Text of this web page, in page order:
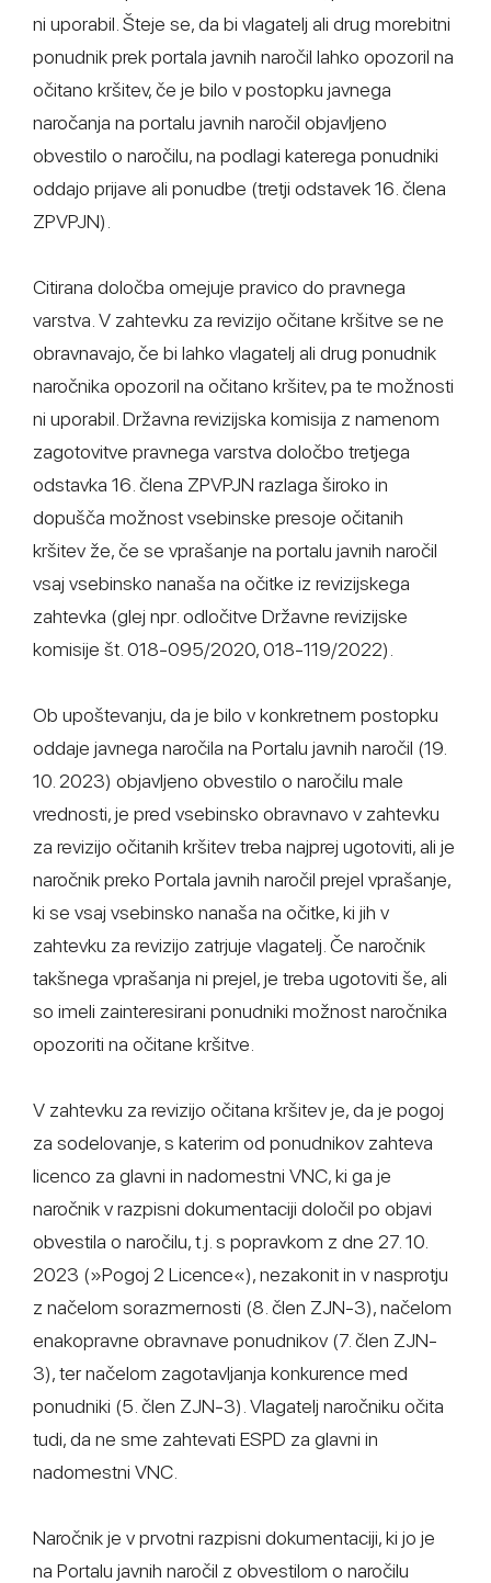
ni uporabil. Šteje se, da bi vlagatelj ali drug morebitni
ponudnik prek portala javnih naročil lahko opozoril na
očitano kršitev, če je bilo v postopku javnega
naročanja na portalu javnih naročil objavljeno
obvestilo o naročilu, na podlagi katerega ponudniki
oddajo prijave ali ponudbe (tretji odstavek 16. člena
ZPVPJN).
Citirana določba omejuje pravico do pravnega
varstva. V zahtevku za revizijo očitane kršitve se ne
obravnavajo, če bi lahko vlagatelj ali drug ponudnik
naročnika opozoril na očitano kršitev, pa te možnosti
ni uporabil. Državna revizijska komisija z namenom
zagotovitve pravnega varstva določbo tretjega
odstavka 16. člena ZPVPJN razlaga široko in
dopušča možnost vsebinske presoje očitanih
kršitev že, če se vprašanje na portalu javnih naročil
vsaj vsebinsko nanaša na očitke iz revizijskega
zahtevka (glej npr. odločitve Državne revizijske
komisije št. 018-095/2020, 018-119/2022).
Ob upoštevanju, da je bilo v konkretnem postopku
oddaje javnega naročila na Portalu javnih naročil (19.
10. 2023) objavljeno obvestilo o naročilu male
vrednosti, je pred vsebinsko obravnavo v zahtevku
za revizijo očitanih kršitev treba najprej ugotoviti, ali je
naročnik preko Portala javnih naročil prejel vprašanje,
ki se vsaj vsebinsko nanaša na očitke, ki jih v
zahtevku za revizijo zatrjuje vlagatelj. Če naročnik
takšnega vprašanja ni prejel, je treba ugotoviti še, ali
so imeli zainteresirani ponudniki možnost naročnika
opozoriti na očitane kršitve.
V zahtevku za revizijo očitana kršitev je, da je pogoj
za sodelovanje, s katerim od ponudnikov zahteva
licenco za glavni in nadomestni VNC, ki ga je
naročnik v razpisni dokumentaciji določil po objavi
obvestila o naročilu, t.j. s popravkom z dne 27. 10.
2023 (»Pogoj 2 Licence«), nezakonit in v nasprotju
z načelom sorazmernosti (8. člen ZJN-3), načelom
enakopravne obravnave ponudnikov (7. člen ZJN-
3), ter načelom zagotavljanja konkurence med
ponudniki (5. člen ZJN-3). Vlagatelj naročniku očita
tudi, da ne sme zahtevati ESPD za glavni in
nadomestni VNC.
Naročnik je v prvotni razpisni dokumentaciji, ki jo je
na Portalu javnih naročil z obvestilom o naročilu